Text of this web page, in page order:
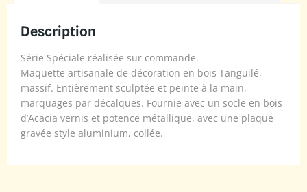
Description
Série Spéciale réalisée sur commande.
Maquette artisanale de décoration en bois Tanguilé,
massif. Entièrement sculptée et peinte à la main,
marquages par décalques. Fournie avec un socle en bois
d’Acacia vernis et potence métallique, avec une plaque
gravée style aluminium, collée.